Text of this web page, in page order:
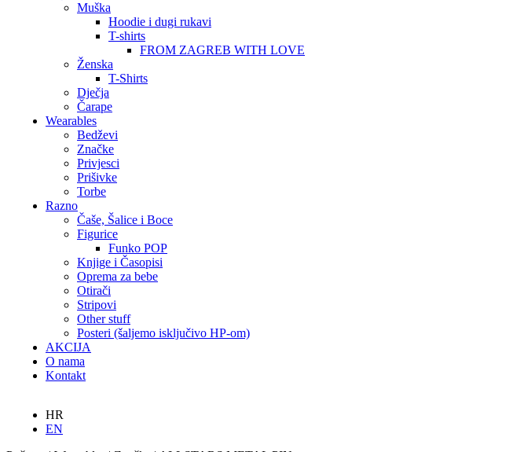
Muška
Hoodie i dugi rukavi
T-shirts
FROM ZAGREB WITH LOVE
Ženska
T-Shirts
Dječja
Čarape
Wearables
Bedževi
Značke
Privjesci
Prišivke
Torbe
Razno
Čaše, Šalice i Boce
Figurice
Funko POP
Knjige i Časopisi
Oprema za bebe
Otirači
Stripovi
Other stuff
Posteri (šaljemo isključivo HP-om)
AKCIJA
O nama
Kontakt
HR
EN